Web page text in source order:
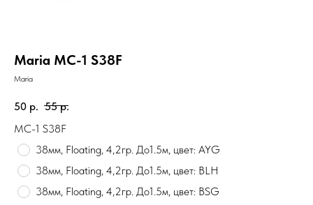
Maria MC-1 S38F
Maria
50 р. 55 р.
MC-1 S38F
38мм, Floating, 4,2гр. До1.5м, цвет: AYG
38мм, Floating, 4,2гр. До1.5м, цвет: BLH
38мм, Floating, 4,2гр. До1.5м, цвет: BSG